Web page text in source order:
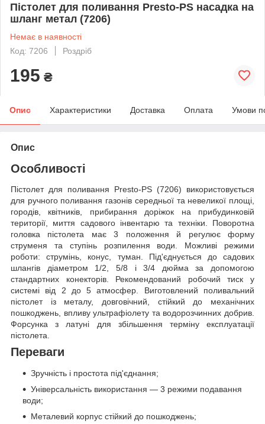
Пістолет для поливання Presto-PS насадка на
шланг метал (7206)
Немає в наявності
Код: 7206
Роздріб
195 ₴
Опис Характеристики Доставка Оплата Умови
Опис
Особливості
Пістолет для поливання Presto-PS (7206) використовується
для ручного поливання газонів середньої та невеликої площі,
городів, квітників, прибирання доріжок на прибудинковій
території, миття садового інвентарю та техніки. Поворотна
головка пістолета має 3 положення й регулює форму
струменя та ступінь розпилення води. Можливі режими
роботи: струмінь, конус, туман. Під'єднується до садових
шлангів діаметром 1/2, 5/8 і 3/4 дюйма за допомогою
стандартних конекторів. Рекомендований робочий тиск у
системі від 2 до 5 атмосфер. Виготовлений поливальний
пістолет із металу, довговічний, стійкий до механічних
пошкоджень, впливу ультрафіолету та водорозчинних добрив.
Форсунка з латуні для збільшення терміну експлуатації
пістолета.
Переваги
Зручність і простота під'єднання;
Універсальність використання — 3 режими подавання
води;
Металевий корпус стійкий до пошкоджень;